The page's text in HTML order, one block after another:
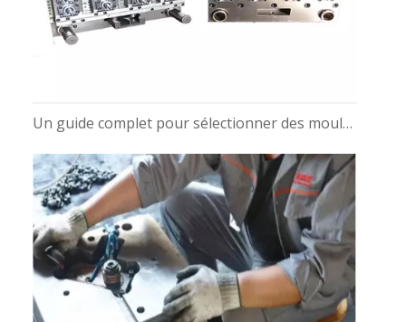
Un guide complet pour sélectionner des moules de préformes PET pour bouteilles